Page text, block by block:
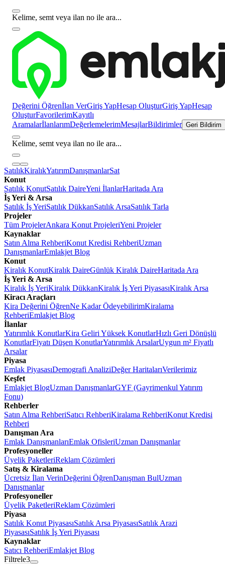
Kelime, semt veya ilan no ile ara...
Değerini Öğrenİlan VerGiriş YapHesap OluşturGiriş YapHesap
OluşturFavorilerimKayıtlı
AramalarİlanlarımDeğerlemelerimMesajlarBildirimler Geri Bildirim
Kelime, semt veya ilan no ile ara...
SatılıkKiralıkYatırımDanışmanlarSat
Konut
Satılık KonutSatılık DaireYeni İlanlarHaritada Ara
İş Yeri & Arsa
Satılık İş YeriSatılık DükkanSatılık ArsaSatılık Tarla
Projeler
Tüm ProjelerAnkara Konut ProjeleriYeni Projeler
Kaynaklar
Satın Alma RehberiKonut Kredisi RehberiUzman
DanışmanlarEmlakjet Blog
Konut
Kiralık KonutKiralık DaireGünlük Kiralık DaireHaritada Ara
İş Yeri & Arsa
Kiralık İş YeriKiralık DükkanKiralık İş Yeri PiyasasıKiralık Arsa
Kiracı Araçları
Kira Değerini ÖğrenNe Kadar ÖdeyebilirimKiralama
RehberiEmlakjet Blog
İlanlar
Yatırımlık KonutlarKira Geliri Yüksek KonutlarHızlı Geri Dönüşlü
KonutlarFiyatı Düşen KonutlarYatırımlık ArsalarUygun m² Fiyatlı
Arsalar
Piyasa
Emlak PiyasasıDemografi AnaliziDeğer HaritalarıVerilerimiz
Keşfet
Emlakjet BlogUzman DanışmanlarGYF (Gayrimenkul Yatırım
Fonu)
Rehberler
Satın Alma RehberiSatıcı RehberiKiralama RehberiKonut Kredisi
Rehberi
Danışman Ara
Emlak DanışmanlarıEmlak OfisleriUzman Danışmanlar
Profesyoneller
Üyelik PaketleriReklam Çözümleri
Satış & Kiralama
Ücretsiz İlan VerinDeğerini ÖğrenDanışman BulUzman
Danışmanlar
Profesyoneller
Üyelik PaketleriReklam Çözümleri
Piyasa
Satılık Konut PiyasasıSatılık Arsa PiyasasıSatılık Arazi
PiyasasıSatılık İş Yeri Piyasası
Kaynaklar
Satıcı RehberiEmlakjet Blog
Filtrele3